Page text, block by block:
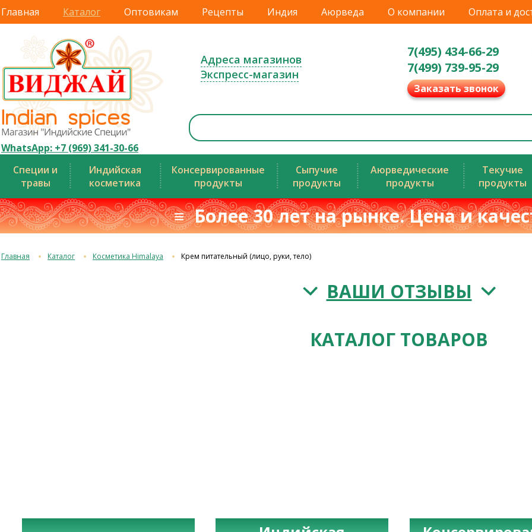
Главная Каталог Оптовикам Рецепты Индия Аюрведа О компании Оплата и
WhatsApp: +7 (969) 341-30-66
Адреса магазинов
Экспресс-магазин
7(495) 434-66-29
7(499) 739-95-29
Заказать звонок
Специи и
травы
Индийская
косметика
Консервированные
продукты
Сыпучие
продукты
Аюрведические
продукты
Текучие
продукты
≡ Более 30 лет на рынке. Цена и
Главная Каталог Косметика Himalaya Крем питательный (лицо, руки, тело)
ВАШИ ОТЗЫВЫ
КАТАЛОГ ТОВАРОВ